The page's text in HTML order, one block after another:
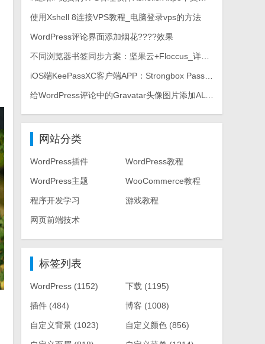
使用Xshell 8连接VPS教程_电脑登录vps的方法
WordPress评论界面添加烟花????效果
不同浏览器书签同步方案：坚果云+Floccus_详细使用教程
iOS端KeePassXC客户端APP：Strongbox Password Safe
网站分类
WordPress插件 WordPress教程
WordPress主题 WooCommerce教程
程序开发学习 游戏教程
网页前端技术
标签列表
WordPress(1152) 下载 (1195)
插件(484) 博客 (1008)
自定义背景(1023) 自定义颜色 (856)